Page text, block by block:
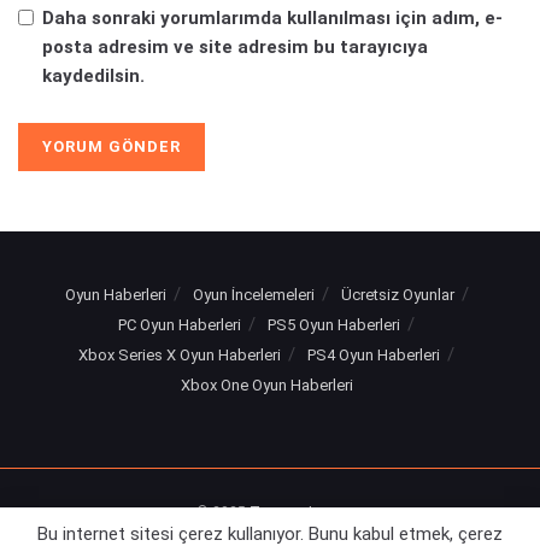
Daha sonraki yorumlarımda kullanılması için adım, e-
posta adresim ve site adresim bu tarayıcıya
kaydedilsin.
Oyun Haberleri Oyun İncelemeleri
Ücretsiz Oyunlar
PC Oyun Haberleri
PS5 Oyun Haberleri
Xbox Series X Oyun Haberleri
PS4 Oyun Haberleri
Xbox One Oyun Haberleri
© 2025Turuncu Levye
Bu internet sitesi çerez kullanıyor. Bunu kabul etmek, çerez